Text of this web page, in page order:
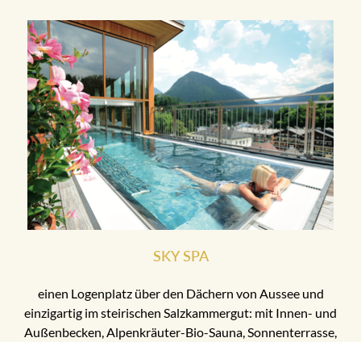
SKY SPA
einen Logenplatz über den Dächern von Aussee und
einzigartig im steirischen Salzkammergut: mit Innen- und
Außenbecken, Alpenkräuter-Bio-Sauna, Sonnenterrasse,